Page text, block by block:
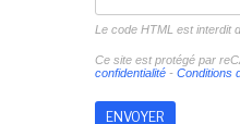
Le code HTML est interdit
Ce site est protégé par
confidentialité- Conditions